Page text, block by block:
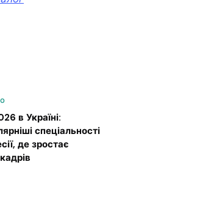
в Україні:
спеціальності
де зростає